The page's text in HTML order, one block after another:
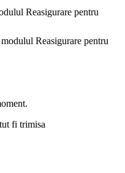
Reasigurare pentru
Reasigurare pentru
fi trimisa